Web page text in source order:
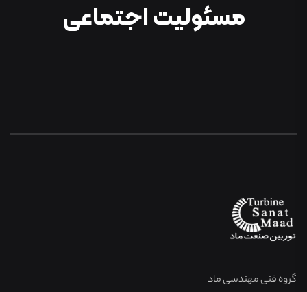
مسئولیتاجتماعی
گروه فنی مهندسی ماد